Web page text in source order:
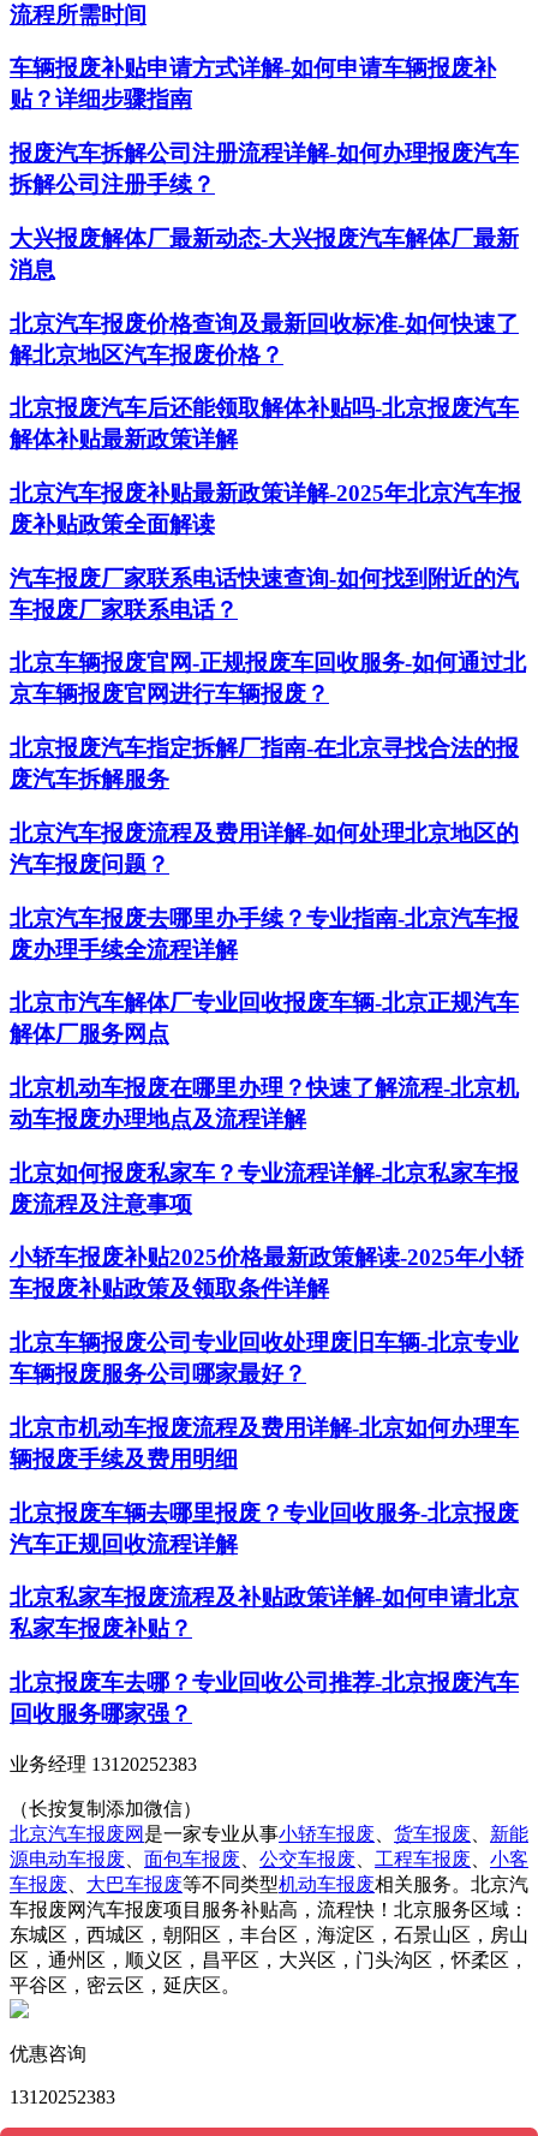
流程所需时间
车辆报废补贴申请方式详解-如何申请车辆报废补
贴？详细步骤指南
报废汽车拆解公司注册流程详解-如何办理报废汽车
拆解公司注册手续？
大兴报废解体厂最新动态-大兴报废汽车解体厂最新
消息
北京汽车报废价格查询及最新回收标准-如何快速了
解北京地区汽车报废价格？
北京报废汽车后还能领取解体补贴吗-北京报废汽车
解体补贴最新政策详解
北京汽车报废补贴最新政策详解-2025年北京汽车报
废补贴政策全面解读
汽车报废厂家联系电话快速查询-如何找到附近的汽
车报废厂家联系电话？
北京车辆报废官网-正规报废车回收服务-如何通过北
京车辆报废官网进行车辆报废？
北京报废汽车指定拆解厂指南-在北京寻找合法的报
废汽车拆解服务
北京汽车报废流程及费用详解-如何处理北京地区的
汽车报废问题？
北京汽车报废去哪里办手续？专业指南-北京汽车报
废办理手续全流程详解
北京市汽车解体厂专业回收报废车辆-北京正规汽车
解体厂服务网点
北京机动车报废在哪里办理？快速了解流程-北京机
动车报废办理地点及流程详解
北京如何报废私家车？专业流程详解-北京私家车报
废流程及注意事项
小轿车报废补贴2025价格最新政策解读-2025年小轿
车报废补贴政策及领取条件详解
北京车辆报废公司专业回收处理废旧车辆-北京专业
车辆报废服务公司哪家最好？
北京市机动车报废流程及费用详解-北京如何办理车
辆报废手续及费用明细
北京报废车辆去哪里报废？专业回收服务-北京报废
汽车正规回收流程详解
北京私家车报废流程及补贴政策详解-如何申请北京
私家车报废补贴？
北京报废车去哪？专业回收公司推荐-北京报废汽车
回收服务哪家强？
业务经理 13120252383
（长按复制添加微信）
北京汽车报废网 是一家专业从事小轿车报废 货车报废
新能
源电动车报废
面包车报废 公交车报废 工程车报废
小客
车报废
大巴车报废等不同类型机动车报废相关服务。北京汽
车报废网汽车报废项目服务补贴高，流程快！北京服务区域：
东城区，西城区，朝阳区，丰台区，海淀区，石景山区，房山
区，通州区，顺义区，昌平区，大兴区，门头沟区，怀柔区，
平谷区，密云区，延庆区。
优惠咨询
13120252383